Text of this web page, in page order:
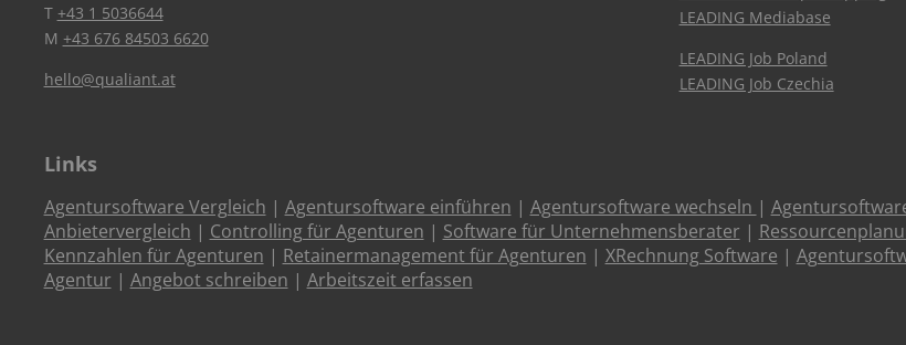
T +43 1 5036644
M +43 676 84503 6620
hello@qualiant.at
LEADING Mediabase
LEADING Job Poland
LEADING Job Czechia
Links
Agentursoftware Vergleich | Agentursoftware einführen | Agentursoftware wechseln |
Anbietervergleich | Controlling für Agenturen | Software für Unternehmensberater |
Kennzahlen für Agenturen | Retainermanagement für Agenturen | XRechnung Software |
Agentur | Angebot schreiben | Arbeitszeit erfassen